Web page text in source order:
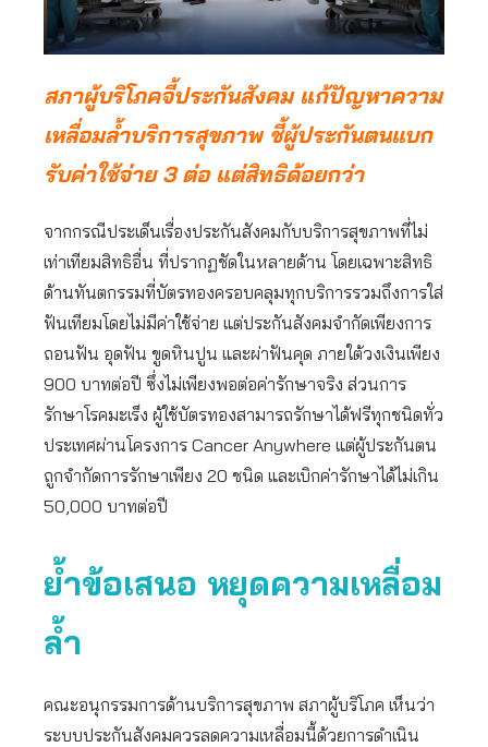
สภาผู้บริโภคจี้ประกันสังคม แก้ปัญหาความ
เหลื่อมล้ำบริการสุขภาพ ชี้ผู้ประกันตนแบก
รับค่าใช้จ่าย 3 ต่อ แต่สิทธิด้อยกว่า
จากกรณีประเด็นเรื่องประกันสังคมกับบริการสุขภาพที่ไม่
เท่าเทียมสิทธิอื่น ที่ปรากฏชัดในหลายด้าน โดยเฉพาะสิทธิ
ด้านทันตกรรมที่บัตรทองครอบคลุมทุกบริการรวมถึงการใส่
ฟันเทียมโดยไม่มีค่าใช้จ่าย แต่ประกันสังคมจำกัดเพียงการ
ถอนฟัน อุดฟัน ขูดหินปูน และผ่าฟันคุด ภายใต้วงเงินเพียง
900 บาทต่อปี ซึ่งไม่เพียงพอต่อค่ารักษาจริง ส่วนการ
รักษาโรคมะเร็ง ผู้ใช้บัตรทองสามารถรักษาได้ฟรีทุกชนิดทั่ว
ประเทศผ่านโครงการ Cancer Anywhere แต่ผู้ประกันตน
ถูกจำกัดการรักษาเพียง 20 ชนิด และเบิกค่ารักษาได้ไม่เกิน
50,000 บาทต่อปี
ย้ำข้อเสนอ หยุดความเหลื่อม
ล้ำ
คณะอนุกรรมการด้านบริการสุขภาพ สภาผู้บริโภค เห็นว่า
ระบบประกันสังคมควรลดความเหลื่อมนี้ด้วยการดำเนิน